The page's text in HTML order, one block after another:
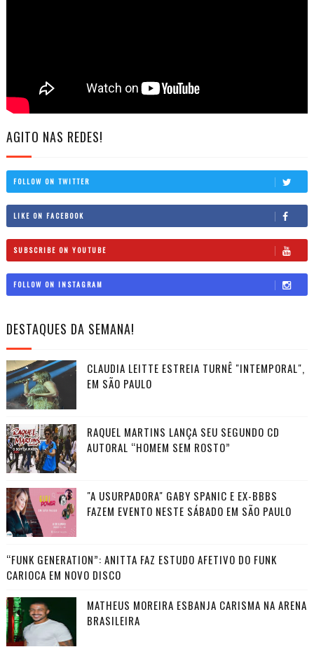
AGITO NAS REDES!
FOLLOW ON TWITTER
LIKE ON FACEBOOK
SUBSCRIBE ON YOUTUBE
FOLLOW ON INSTAGRAM
DESTAQUES DA SEMANA!
CLAUDIA LEITTE ESTREIA TURNÊ "INTEMPORAL",
EM SÃO PAULO
RAQUEL MARTINS LANÇA SEU SEGUNDO CD
AUTORAL “HOMEM SEM ROSTO”
"A USURPADORA" GABY SPANIC E EX-BBBS
FAZEM EVENTO NESTE SÁBADO EM SÃO PAULO
“FUNK GENERATION”: ANITTA FAZ ESTUDO AFETIVO DO FUNK
CARIOCA EM NOVO DISCO
MATHEUS MOREIRA ESBANJA CARISMA NA ARENA
BRASILEIRA